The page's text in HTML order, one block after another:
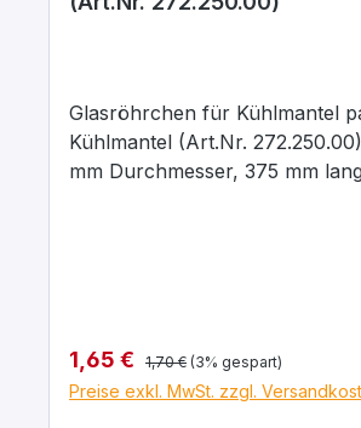
Glasröhrchen für Kühlmantel
Kühlmantel (Art.Nr.
mm Durchmesser, 375 mm
Verkaufspreis:
1,65 € Regulärer Preis:
1,70 € (3% gespart)
Preise exkl. MwSt. zzgl.